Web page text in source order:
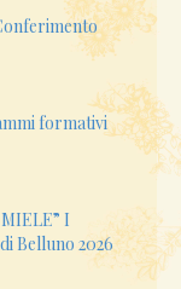
formativi
I
Belluno 2026